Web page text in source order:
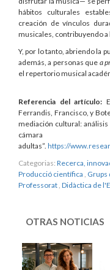
hábitos culturales
creación de vínculos
musicales, contribuyendo a
Y, por lo tanto, abriendo la
además, a personas que a
el repertorio musical
Referencia del artículo:
Ferrandis, Francisco, y
mediación cultural:
cámara
adultas”. https://
Categorias: Recerca,
Producció científica Grups
Professorat Didàctica de
OTRAS NOTICIAS